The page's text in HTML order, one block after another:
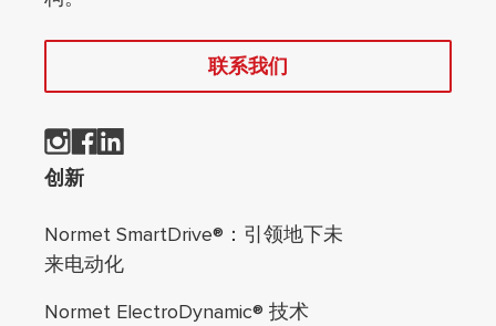
联系我们
页脚导航
创新
Normet SmartDrive®：引领地下未
来电动化
Normet ElectroDynamic® 技术